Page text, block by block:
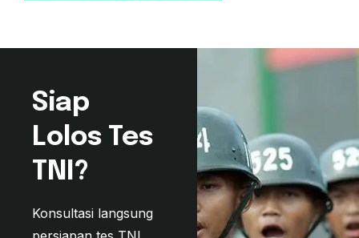
Siap
Lolos Tes
TNI?
Konsultasi langsung